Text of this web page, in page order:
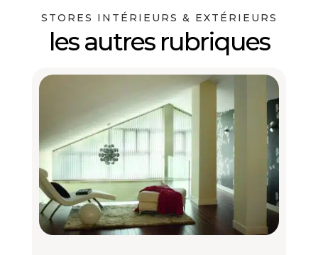
STORES INTÉRIEURS & EXTÉRIEURS
les autres rubriques